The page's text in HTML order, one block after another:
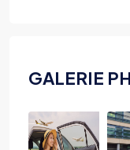
GALERIE